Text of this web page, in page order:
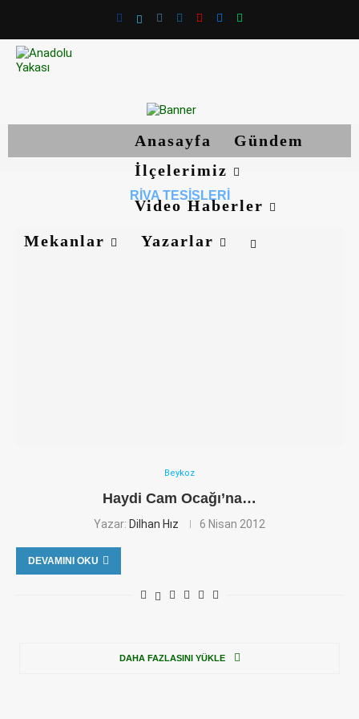
Anasayfa
Gündem
İlçelerimiz
Video Haberler
Mekanlar
Yazarlar
RIVA TESISLERI
Beykoz
Haydi Cam Ocağı’na…
Yazar: Dilhan Hız 6 Nisan 2012
DEVAMINI OKU
DAHA FAZLASINI YÜKLE